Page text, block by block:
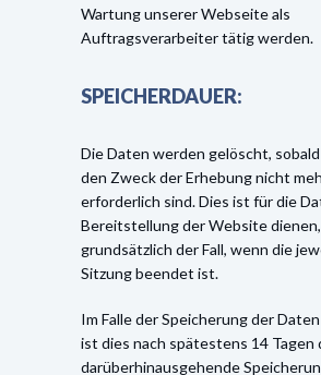
Wartung unserer Webseite als
Auftragsverarbeiter tätig werden.
SPEICHERDAUER:
Die Daten werden gelöscht,
den Zweck der Erhebung nicht
erforderlich sind. Dies ist für die
Bereitstellung der Website dienen,
grundsätzlich der Fall, wenn die
Sitzung beendet ist.
Im Falle der Speicherung der
ist dies nach spätestens 14 Tagen
darüberhinausgehende